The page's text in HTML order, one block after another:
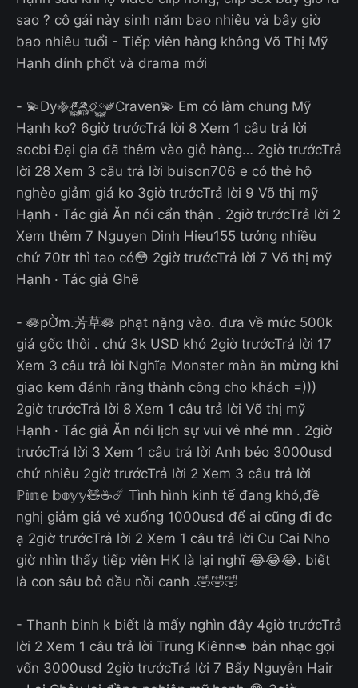
sao ? cô gái này sinh năm bao nhiêu và bây giờ
bao nhiêu tuổi - Tiếp viên hàng không Võ Thị Mỹ
Hạnh dính phốt và drama mới
- 💫Dy࿇༲࿆༫࿆࿂࿆༗Craven💫 Em có làm chung Mỹ
Hạnh ko? 6giờ trướcTrả lời 8 Xem 1 câu trả lời
socbi Đại gia đã thêm vào giỏ hàng… 2giờ trướcTrả
lời 28 Xem 3 câu trả lời buison706 e có thẻ hộ
nghèo giảm giá ko 3giờ trướcTrả lời 9 Võ thị mỹ
Hạnh · Tác giả Ăn nói cẩn thận . 2giờ trướcTrả lời 2
Xem thêm 7 Nguyen Dinh Hieu155 tưởng nhiều
chứ 70tr thì tao có😳 2giờ trướcTrả lời 7 Võ thị mỹ
Hạnh · Tác giả Ghê
- 🪷pỜm.芳草🪷 phạt nặng vào. đưa về mức 500k
giá gốc thôi . chứ 3k USD khó 2giờ trướcTrả lời 17
Xem 3 câu trả lời Nghĩa Monster màn ăn mừng khi
giao kem đánh răng thành công cho khách =)))
2giờ trướcTrả lời 8 Xem 1 câu trả lời Võ thị mỹ
Hạnh · Tác giả Ăn nói lịch sự vui vẻ nhé mn . 2giờ
trướcTrả lời 3 Xem 1 câu trả lời Anh béo 3000usd
chứ nhiêu 2giờ trướcTrả lời 2 Xem 3 câu trả lời
ℙ𝕚𝕟𝕖 𝕓𝕠𝕪𝕪🧸☕☄️ Tình hình kinh tế đang khó,đề
nghị giảm giá vé xuống 1000usd để ai cũng đi đc
ạ 2giờ trướcTrả lời 2 Xem 1 câu trả lời Cu Cai Nho
giờ nhìn thấy tiếp viên HK là lại nghĩ 😂😂😂. biết
là con sâu bỏ dầu nồi canh .🤣🤣🤣
- Thanh binh k biết là mấy nghìn đây 4giờ trướcTrả
lời 2 Xem 1 câu trả lời Trung Kiênn🥑 bản nhạc gọi
vốn 3000usd 2giờ trướcTrả lời 7 Bẩy Nguyễn Hair